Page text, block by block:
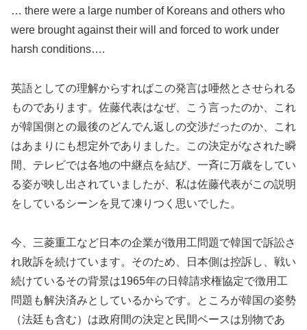
… there were a large number of Koreans and others who
were brought against their will and forced to work under
harsh conditions….
英語としての理解からすればこの発言は唖然とさせられる
ものであります。佐藤代表はなぜ、こう言ったのか、これ
が韓国側との最後のどんでん返しの交渉だったのか、これ
はあまりにも想定外でありました。この決定がなされた瞬
間、テレビでは各地の中継点を結び、一斉に万歳をしてい
る姿が映し出されていましたが、私は佐藤代表がこの説明
をしているシーンを見て凍りつく思いでした。
今、三菱重工など日本の企業が徴用工問題で韓国で訴訟さ
れ敗訴を続けています。そのため、日本側は控訴し、戦い
続けているその背景は1965年の日韓請求権協定で徴用工
問題も解決済みとしているからです。ところが韓国の姿勢
（法廷も含む）は政府間の決定と民間ベースは別物であ